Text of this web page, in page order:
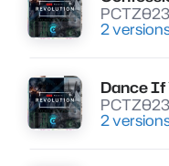
2
Lire
Dance If
2